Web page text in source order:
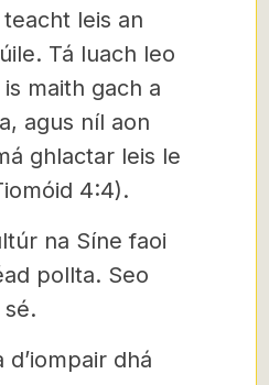
leis an
Tá luach leo
is maith gach a
agus níl aon
ghlactar leis le
4:4).
na Síne faoi
pollta. Seo
d’iompair dhá